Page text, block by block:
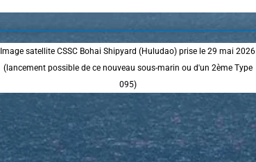
Image satellite CSSC Bohai Shipyard (Huludao) prise le 29 mai 2026
(lancement possible de ce nouveau sous-marin ou d'un 2ème Type
095)